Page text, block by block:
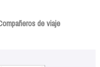
de viaje